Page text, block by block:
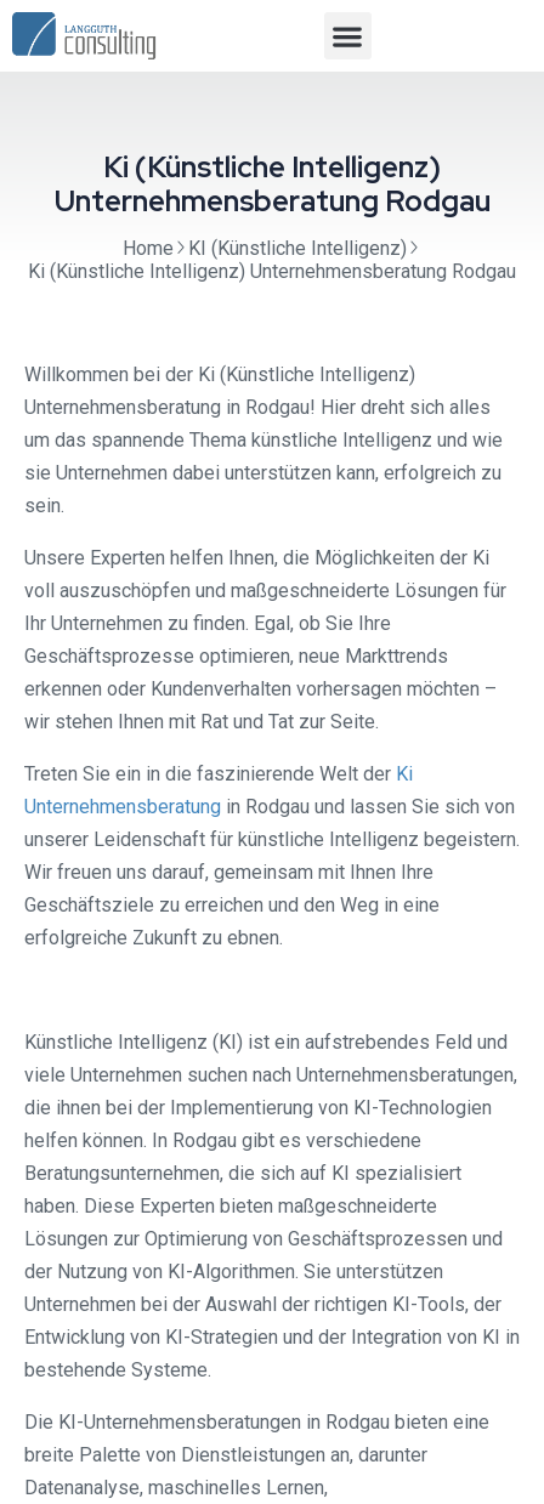
Ki (Künstliche Intelligenz)
Unternehmensberatung Rodgau⁠
Home
KI (Künstliche Intelligenz)
Ki (Künstliche Intelligenz) Unternehmensberatung Rodgau⁠
Willkommen bei der Ki (Künstliche Intelligenz)
Unternehmensberatung in Rodgau⁠! Hier dreht sich alles
um das spannende Thema künstliche Intelligenz und wie
sie Unternehmen dabei unterstützen kann, erfolgreich zu
sein.
Unsere Experten helfen Ihnen, die Möglichkeiten der Ki
voll auszuschöpfen und maßgeschneiderte Lösungen für
Ihr Unternehmen zu finden. Egal, ob Sie Ihre
Geschäftsprozesse optimieren, neue Markttrends
erkennen oder Kundenverhalten vorhersagen möchten –
wir stehen Ihnen mit Rat und Tat zur Seite.
Treten Sie ein in die faszinierende Welt der Ki
Unternehmensberatung in Rodgau⁠ und lassen Sie sich von
unserer Leidenschaft für künstliche Intelligenz begeistern.
Wir freuen uns darauf, gemeinsam mit Ihnen Ihre
Geschäftsziele zu erreichen und den Weg in eine
erfolgreiche Zukunft zu ebnen.
Künstliche Intelligenz (KI) ist ein aufstrebendes Feld und
viele Unternehmen suchen nach Unternehmensberatungen,
die ihnen bei der Implementierung von KI-Technologien
helfen können. In Rodgau gibt es verschiedene
Beratungsunternehmen, die sich auf KI spezialisiert
haben. Diese Experten bieten maßgeschneiderte
Lösungen zur Optimierung von Geschäftsprozessen und
der Nutzung von KI-Algorithmen. Sie unterstützen
Unternehmen bei der Auswahl der richtigen KI-Tools, der
Entwicklung von KI-Strategien und der Integration von KI in
bestehende Systeme.
Die KI-Unternehmensberatungen in Rodgau bieten eine
breite Palette von Dienstleistungen an, darunter
Datenanalyse, maschinelles Lernen,